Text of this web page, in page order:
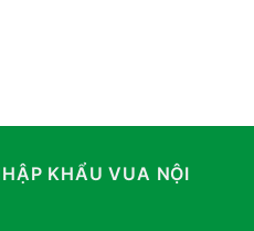
KHẨU VUA NỘI